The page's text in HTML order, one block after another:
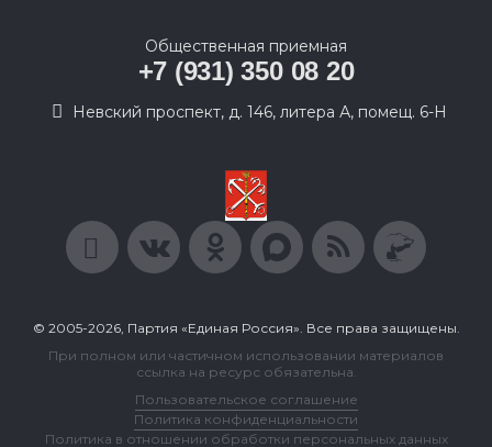
Общественная приемная
+7 (931) 350 08 20
Невский проспект, д. 146, литера А, помещ. 6-Н
© 2005-2026, Партия «Единая Россия». Все права защищены.
При полном или частичном использовании материалов
ссылка на ресурс обязательна.
Пользовательское соглашение
Политика конфиденциальности
Политика в отношении обработки персональных данных